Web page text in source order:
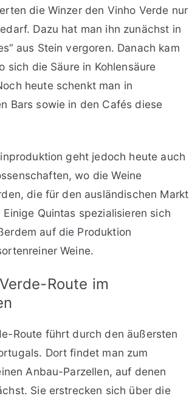
die Winzer den Vinho Verde nur
Dazu hat man ihn zunächst in
aus Stein vergoren. Danach kam
sich die Säure in Kohlensäure
heute schenkt man in
Bars sowie in den Cafés diese
geht jedoch heute auch
wo die Weine
die für den ausländischen Markt
Quintas spezialisieren sich
auf die Produktion
Weine.
Route im
Route führt durch den äußersten
Dort findet man zum
Anbau-Parzellen, auf denen
Sie erstrecken sich über die